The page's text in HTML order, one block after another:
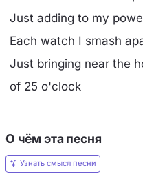
Just adding to my
Each watch I smash
Just bringing near the
of 25 o'clock
О чём эта песня
Узнать смысл песни